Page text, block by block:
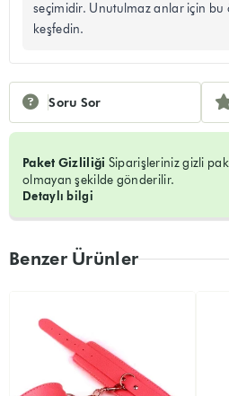
Soru Sor
Paket Gizliliği Siparişleriniz gizli
olmayan şekilde gönderilir.
Detaylı bilgi
seçimidir. Unutulmaz anlar için bu
keşfedin.
Benzer Ürünler